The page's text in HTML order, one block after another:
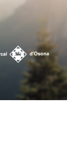
1.380
116
1.493
983